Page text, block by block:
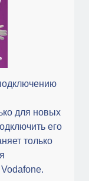
для новых
его
только